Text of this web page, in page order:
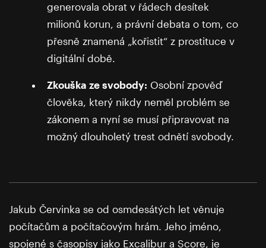
generovala obrat v řádech desítek
milionů korun, a právní debata o tom, co
přesně znamená „kořistit“ z prostituce v
digitální době.
Zkouška ze svobody: Osobní zpověď
člověka, který nikdy neměl problém se
zákonem a nyní se musí připravovat na
možný dlouholetý trest odnětí svobody.
Jakub Červinka se od osmdesátých let věnuje
počítačům a počítačovým hrám. Jeho jméno,
spojené s časopisy jako Excalibur a Score, je